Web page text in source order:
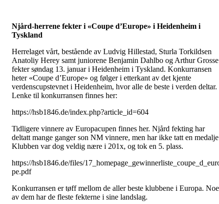
Njård-herrene fekter i «Coupe d’Europe» i Heidenheim i
Tyskland
Herrelaget vårt, bestående av Ludvig Hillestad, Sturla Torkildsen
Anatoliy Herey samt juniorene Benjamin Dahlbo og Arthur Grosse
fekter søndag 13. januar i Heidenheim i Tyskland. Konkurransen
heter «Coupe d’Europe» og følger i etterkant av det kjente
verdenscupstevnet i Heidenheim, hvor alle de beste i verden deltar.
Lenke til konkurransen finnes her:
https://hsb1846.de/index.php?article_id=604
Tidligere vinnere av Europacupen finnes her. Njård fekting har
deltatt mange ganger son NM vinnere, men har ikke tatt en
Klubben var dog veldig nære i 201x, og tok en 5. plass.
https://hsb1846.de/files/
pe.pdf
Konkurransen er tøff mellom de aller beste klubbene i Europa.
av dem har de fleste fekterne i sine landslag.